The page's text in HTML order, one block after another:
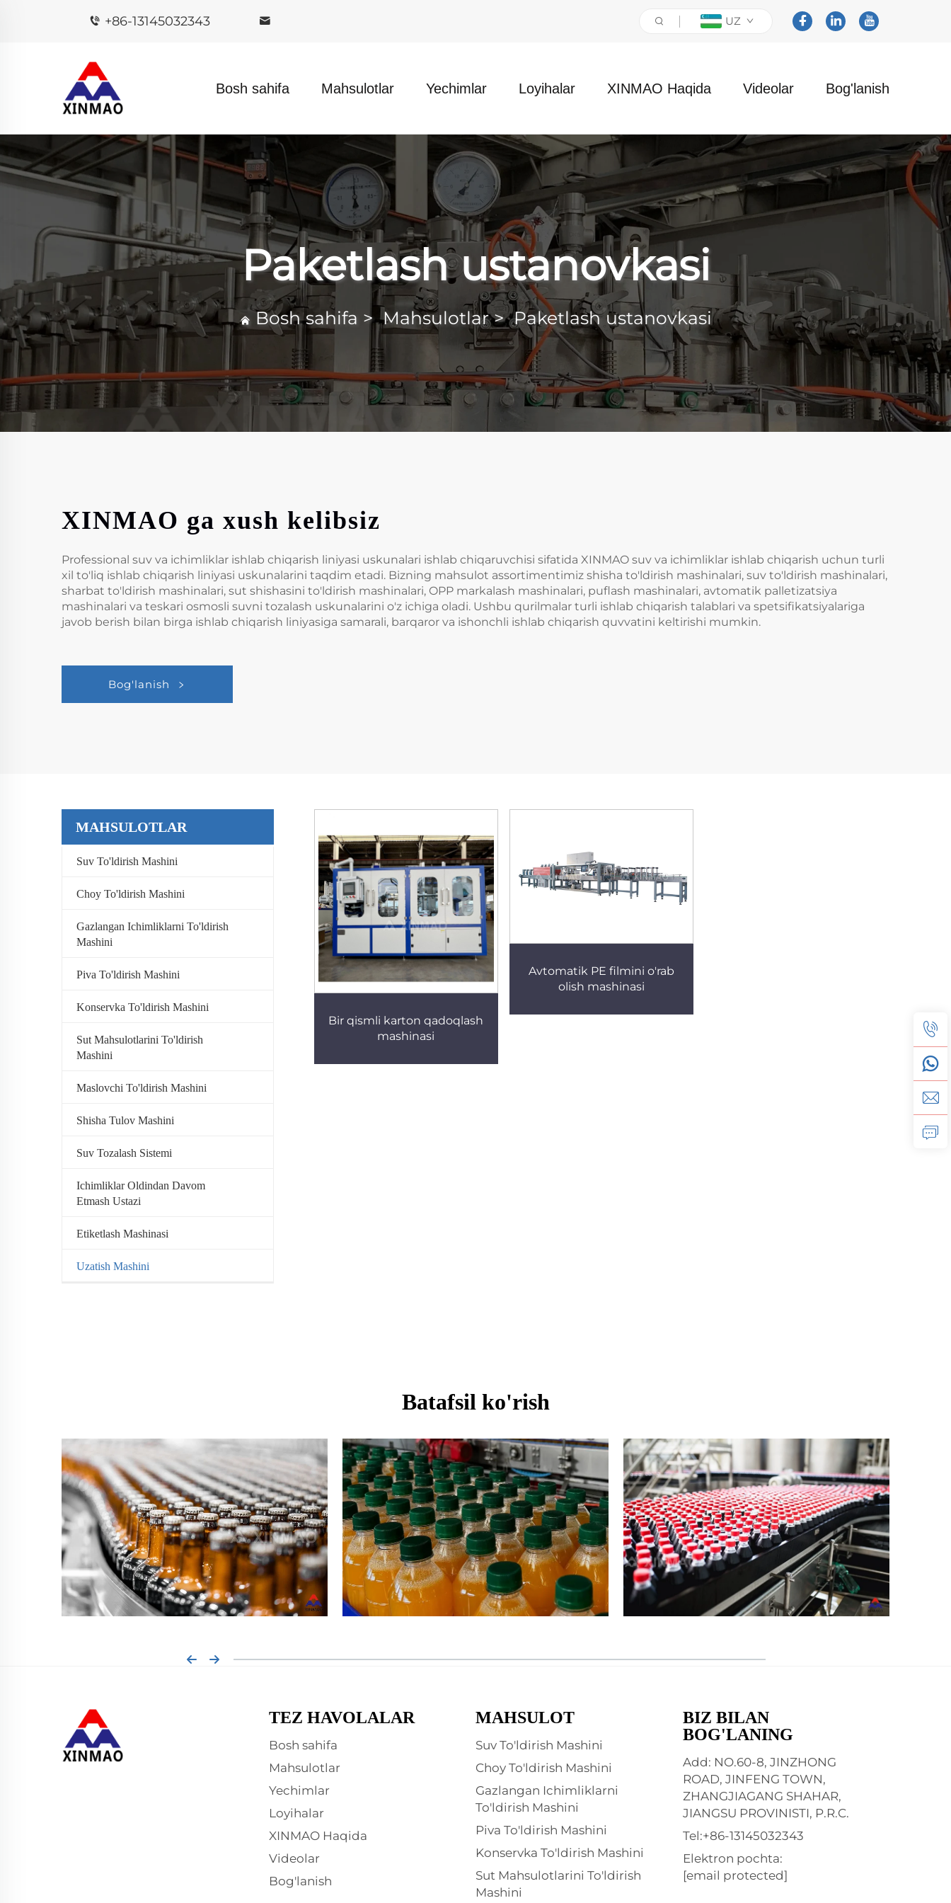
+86-13145032343 UZ
Bosh sahifa Mahsulotlar Yechimlar Loyihalar XINMAO Haqida Videolar Bog'lanish
Paketlash ustanovkasi
Bosh sahifa >Mahsulotlar>Paketlash ustanovkasi
XINMAO ga xush kelibsiz
Professional suv va ichimliklar ishlab chiqarish liniyasi uskunalari ishlab chiqaruvchisi sifatida XINMAO suv va ichimliklar ishlab chiqarish uchun turli
xil to'liq ishlab chiqarish liniyasi uskunalarini taqdim etadi. Bizning mahsulot assortimentimiz shisha to'ldirish mashinalari, suv to'ldirish mashinalari,
sharbat to'ldirish mashinalari, sut shishasini to'ldirish mashinalari, OPP markalash mashinalari, puflash mashinalari, avtomatik palletizatsiya
mashinalari va teskari osmosli suvni tozalash uskunalarini o'z ichiga oladi. Ushbu qurilmalar turli ishlab chiqarish talablari va spetsifikatsiyalariga
javob berish bilan birga ishlab chiqarish liniyasiga samarali, barqaror va ishonchli ishlab chiqarish quvvatini keltirishi mumkin.
Bog'lanish
MAHSULOTLAR
Suv To'ldirish Mashini
Choy To'ldirish Mashini
Gazlangan Ichimliklarni To'ldirish
Mashini
Piva To'ldirish Mashini
Konservka To'ldirish Mashini
Sut Mahsulotlarini To'ldirish
Mashini
Maslovchi To'ldirish Mashini
Shisha Tulov Mashini
Suv Tozalash Sistemi
Ichimliklar Oldindan Davom
Etmash Ustazi
Etiketlash Mashinasi
Uzatish Mashini
Bir qismli karton qadoqlash
mashinasi
Avtomatik PE filmini o'rab
olish mashinasi
Batafsil ko'rish
TEZ HAVOLALAR
Bosh sahifa
Mahsulotlar
Yechimlar
Loyihalar
XINMAO Haqida
Videolar
Bog'lanish
MAHSULOT
Suv To'ldirish Mashini
Choy To'ldirish Mashini
Gazlangan Ichimliklarni
To'ldirish Mashini
Piva To'ldirish Mashini
Konservka To'ldirish Mashini
Sut Mahsulotlarini To'ldirish
Mashini
BIZ BILAN
BOG'LANING
Add: NO.60-8, JINZHONG
ROAD, JINFENG TOWN,
ZHANGJIAGANG SHAHAR,
JIANGSU PROVINISTI, P.R.C.
Tel:+86-13145032343
Elektron pochta:
[email protected]